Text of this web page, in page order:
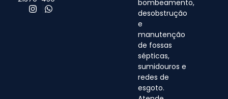
bombeamento,
desobstrução
e
manutenção
de fossas
sépticas,
sumidouros e
redes de
esgoto.